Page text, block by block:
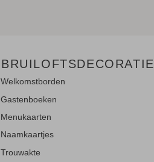
BRUILOFTSDECORATIE
Welkomstborden
Gastenboeken
Menukaarten
Naamkaartjes
Trouwakte